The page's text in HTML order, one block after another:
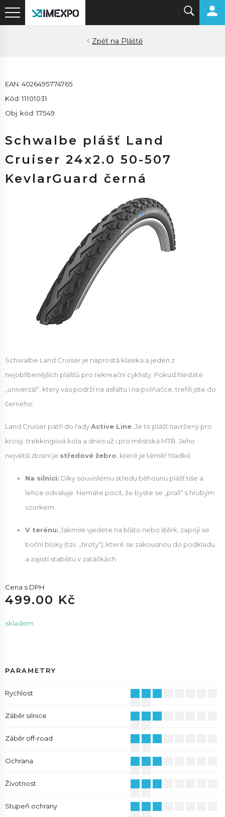
Pláště
EAN: 4026495774765
Kód: 11101031
Obj. kód: 17549
Schwalbe plášť Land
Cruiser 24x2.0 50-507
KevlarGuard černá
Schwalbe Land Cruiser je naprostá klasika a jeden z
nejoblíbenějších plášťů pro rekreační cyklisty. Pokud hledáte
„univerzál“, který vás podrží na asfaltu i na polňačce, trefili jste do
černého.
Land Cruiser patří do řadyActive Line . Je to plášť navržený pro
krosy, trekkingová kola a dnes už i pro městská MTB. Jeho
největší zbraní je středové žebro , které je téměř hladké.
Na silnici: Díky souvislému středu běhounu plášť tiše a
lehce odvaluje. Nemáte pocit, že byste se „prali“ s hrubým
vzorkem.
V terénu: Jakmile vjedete na bláto nebo štěrk, zapojí se
boční bloky (tzv. „hroty“), které se zakousnou do podkladu
a zajistí stabilitu v zatáčkách.
Cena s DPH
499.00 Kč
skladem
PARAMETRY
Rychlost
Záběr silnice
Záběr off-road
Ochrana
Životnost
Stupeň ochrany